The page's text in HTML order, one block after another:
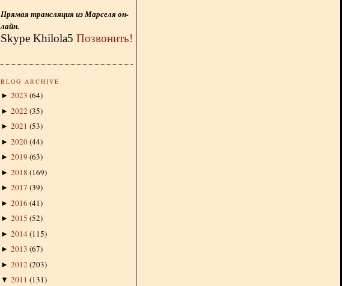
Прямая трансляция из Марселя он-
лайн.
Skype Khilola5 Позвонить!
BLOG ARCHIVE
► 2023 (64)
► 2022 (35)
► 2021 (53)
► 2020(44)
► 2019 (63)
► 2018 (169)
► 2017 (39)
► 2016 (41)
► 2015 (52)
► 2014 (115)
► 2013 (67)
► 2012 (203)
▼ 2011 (131)